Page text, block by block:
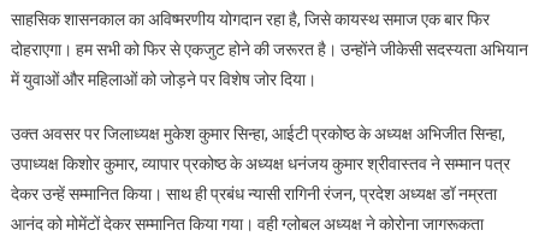
साहसिक शासनकाल का अविष्मरणीय योगदान रहा है, जिसे कायस्‍थ समाज एक बार फिर
दोहराएगा। हम सभी को फिर से एकजुट होने की जरूरत है। उन्होंने जीकेसी सदस्यता अभियान
में युवाओं और महिलाओं को जोड़ने पर विशेष जोर दिया।
उक्त अवसर पर जिलाध्यक्ष मुकेश कुमार सिन्हा, आईटी प्रकोष्ठ के अध्यक्ष अभिजीत सिन्हा,
उपाध्यक्ष किशोर कुमार, व्यापार प्रकोष्ठ के अध्यक्ष धनंजय कुमार श्रीवास्तव ने सम्मान पत्र
देकर उन्हें सम्मानित किया। साथ ही प्रबंध न्यासी रागिनी रंजन, प्रदेश अध्यक्ष डॉ नम्रता
आनंद को मोमेंटों देकर सम्मानित किया गया। वही ग्लोबल अध्यक्ष ने कोरोना जागरूकता